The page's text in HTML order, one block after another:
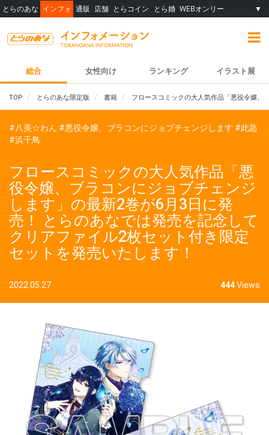
とらのあな インフォ 通販 店舗 とらコイン とら婚 WEBオンリー ▼
総合 女性向け ランキング イラスト展
TOP とらのあな限定版 書籍 フロースコミックの大人気作品「悪役令嬢、
#八美☆わん #悪役令嬢、ブラコンにジョブチェンジします #此匙
#浜千鳥
フロースコミックの大人気作品「悪
役令嬢、ブラコンにジョブチェンジ
します」の最新2巻が6月3日に発
売！ とらのあなでは発売を記念して
クリアファイル2枚セット付き限定
セットを発売いたします！
2022.05.27 444Views